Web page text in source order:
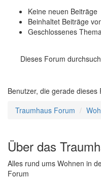
Keine neuen Beiträge
Beinhaltet Beiträge
Geschlossenes Thema
Dieses Forum
Benutzer, die gerade
Traumhaus Forum
Über das
Alles rund ums Wohnen in
Forum